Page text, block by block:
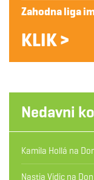
Zahodna liga
KLIK >
Nedavni
Kamila Hollá na
Nastja Vidic na